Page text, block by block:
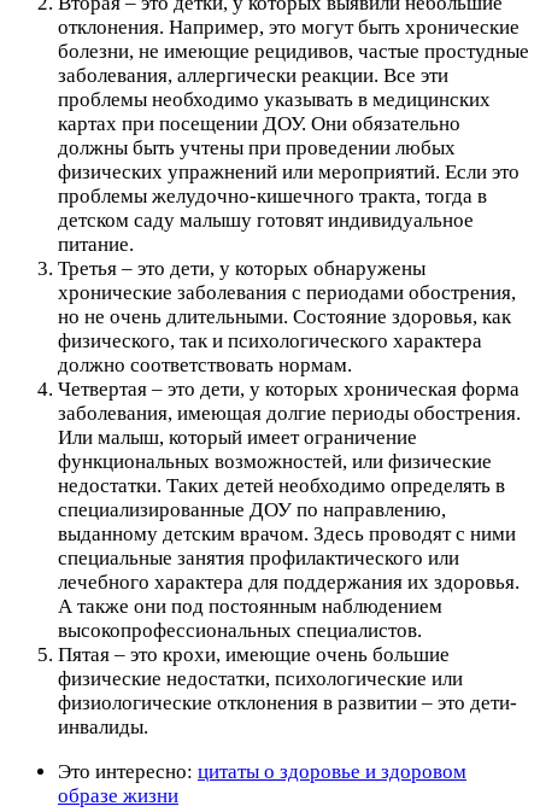
отклонения. Например, это могут быть хронические
болезни, не имеющие рецидивов, частые простудные
заболевания, аллергически реакции. Все эти
проблемы необходимо указывать в медицинских
картах при посещении ДОУ. Они обязательно
должны быть учтены при проведении любых
физических упражнений или мероприятий. Если это
проблемы желудочно-кишечного тракта, тогда в
детском саду малышу готовят индивидуальное
питание.
Третья – это дети, у которых обнаружены
хронические заболевания с периодами обострения,
но не очень длительными. Состояние здоровья, как
физического, так и психологического характера
должно соответствовать нормам.
Четвертая – это дети, у которых хроническая форма
заболевания, имеющая долгие периоды обострения.
Или малыш, который имеет ограничение
функциональных возможностей, или физические
недостатки. Таких детей необходимо определять в
специализированные ДОУ по направлению,
выданному детским врачом. Здесь проводят с ними
специальные занятия профилактического или
лечебного характера для поддержания их здоровья.
А также они под постоянным наблюдением
высокопрофессиональных специалистов.
Пятая – это крохи, имеющие очень большие
физические недостатки, психологические или
физиологические отклонения в развитии – это дети-
инвалиды.
Это интересно: цитаты о здоровье и здоровом
образе жизни